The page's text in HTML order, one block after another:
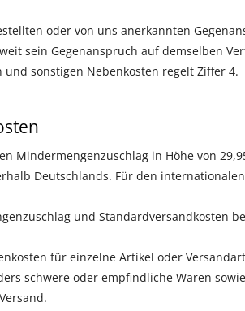
oder von uns anerkannten
sein Gegenanspruch auf demselben
sonstigen Nebenkosten regelt Ziffer 4.
Mindermengenzuschlag in Höhe von
Deutschlands. Für den
und Standardversandkosten
für einzelne Artikel oder
schwere oder empfindliche Waren